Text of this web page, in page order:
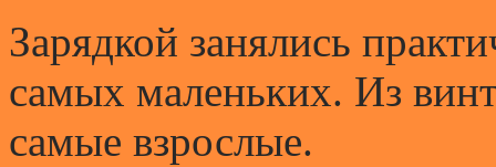
Зарядкой занялись
самых маленьких. Из
самые взрослые.